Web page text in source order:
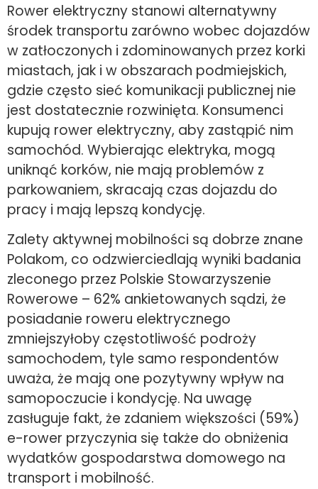
Rower elektryczny stanowi alternatywny
środek transportu zarówno wobec dojazdów
w zatłoczonych i zdominowanych przez korki
miastach, jak i w obszarach podmiejskich,
gdzie często sieć komunikacji publicznej nie
jest dostatecznie rozwinięta. Konsumenci
kupują rower elektryczny, aby zastąpić nim
samochód. Wybierając elektryka, mogą
uniknąć korków, nie mają problemów z
parkowaniem, skracają czas dojazdu do
pracy i mają lepszą kondycję.
Zalety aktywnej mobilności są dobrze znane
Polakom, co odzwierciedlają wyniki badania
zleconego przez Polskie Stowarzyszenie
Rowerowe – 62% ankietowanych sądzi, że
posiadanie roweru elektrycznego
zmniejszyłoby częstotliwość podroży
samochodem, tyle samo respondentów
uważa, że mają one pozytywny wpływ na
samopoczucie i kondycję. Na uwagę
zasługuje fakt, że zdaniem większości (59%)
e-rower przyczynia się także do obniżenia
wydatków gospodarstwa domowego na
transport i mobilność.